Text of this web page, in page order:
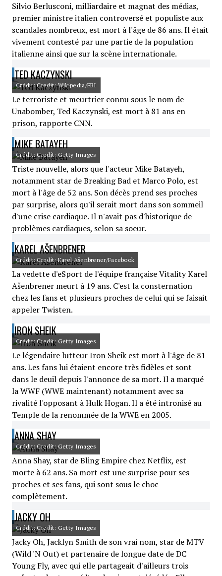
Silvio Berlusconi, milliardaire et magnat des médias,
premier ministre italien controversé et populiste aux
scandales nombreux, est mort à l'âge de 86 ans. Il était
vivement contesté par une partie de la population
italienne ainsi que sur la scène internationale.
TED KACZYNSKI
Crédit: Credit: Wikipedia/FBI
Le terroriste et meurtrier connu sous le nom de
Unabomber, Ted Kaczynski, est mort à 81 ans en
prison, rapporte CNN.
MIKE BATAYEH
Crédit: Credit: Getty Images
Triste nouvelle, alors que l'acteur Mike Batayeh,
notamment star de Breaking Bad et Marco Polo, est
mort à l'âge de 52 ans. Son décès prend ses proches
par surprise, alors qu'il serait mort dans son sommeil
d'une crise cardiaque. Il n'avait pas d'historique de
problèmes cardiaques, selon sa soeur.
KAREL AŠENBRENER
Crédit: Credit: Karel Ašenbrener/Facebook
La vedette d'eSport de l'équipe française Vitality Karel
Ašenbrener meurt à 19 ans. C'est la consternation
chez les fans et plusieurs proches de celui qui se faisait
appeler Twisten.
IRON SHEIK
Crédit: Credit: Getty Images
Le légendaire lutteur Iron Sheik est mort à l'âge de 81
ans. Les fans lui étaient encore très fidèles et sont
dans le deuil depuis l'annonce de sa mort. Il a marqué
la WWF (WWE maintenant) notamment avec sa
rivalité l'opposant à Hulk Hogan. Il a été intronisé au
Temple de la renommée de la WWE en 2005.
ANNA SHAY
Crédit: Credit: Getty Images
Anna Shay, star de Bling Empire chez Netflix, est
morte à 62 ans. Sa mort est une surprise pour ses
proches et ses fans, qui sont sous le choc
complètement.
JACKY OH
Crédit: Credit: Getty Images
Jacky Oh, Jacklyn Smith de son vrai nom, star de MTV
(Wild 'N Out) et partenaire de longue date de DC
Young Fly, avec qui elle partageait d'ailleurs trois